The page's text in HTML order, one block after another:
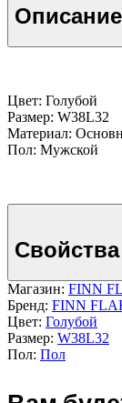
Цвет: Голубой
Размер: W38L32
Материал:
Пол: Мужской
Свойства
Магазин: FINN
Бренд: FINN
Цвет: Голубой
Размер: W38L32
Пол: Пол